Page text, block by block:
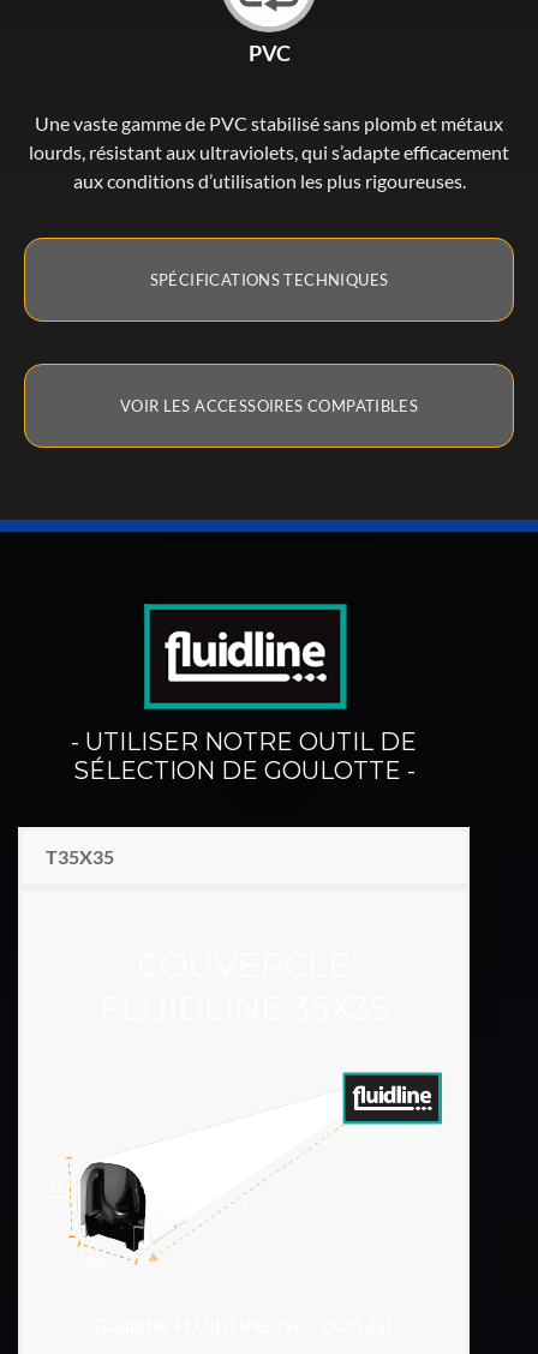
PVC
Une vaste gamme de PVC stabilisé sans plomb et métaux
lourds, résistant aux ultraviolets, qui s’adapte efficacement
aux conditions d’utilisation les plus rigoureuses.
SPÉCIFICATIONS TECHNIQUES
VOIR LES ACCESSOIRES COMPATIBLES
- UTILISER NOTRE OUTIL DE
SÉLECTION DE GOULOTTE -
T35X35